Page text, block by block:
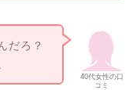
40代女性の口
コミ
だろ？